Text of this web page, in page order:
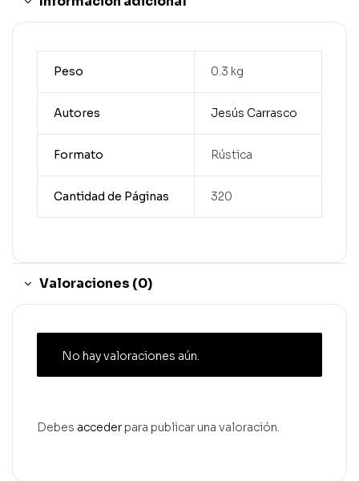
Peso 0.3 kg
Autores Jesús Carrasco
Formato Rústica
Cantidad de Páginas 320
Valoraciones (0)
No hay valoraciones aún.
Debes acceder para publicar una valoración.